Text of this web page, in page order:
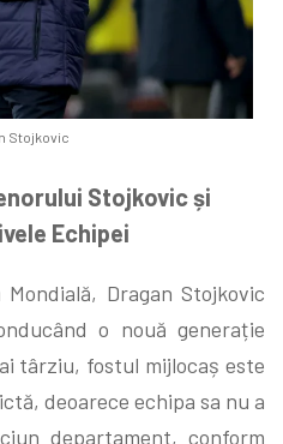
Stojkovic
Stojkovic și
Echipei
Dragan Stojkovic
o nouă generație
târziu, fostul mijlocaș este
deoarece echipa sa nu a
departament, conform